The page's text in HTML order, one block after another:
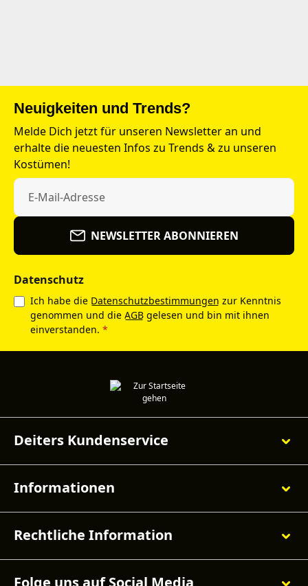
Neuigkeiten und Trends?
Melde Dich jetzt für unseren Newsletter an und
erhalte die neuesten Infos zu Trends & zu unseren
Kostümen!
NEWSLETTER ABONNIEREN
Datenschutz
Ich habe die Datenschutzbestimmungen zur Kenntnis
genommen und die AGB gelesen und bin mit ihnen
einverstanden. *
Deiters Kundenservice
Informationen
Rechtliche Information
Folge uns auf Social Media